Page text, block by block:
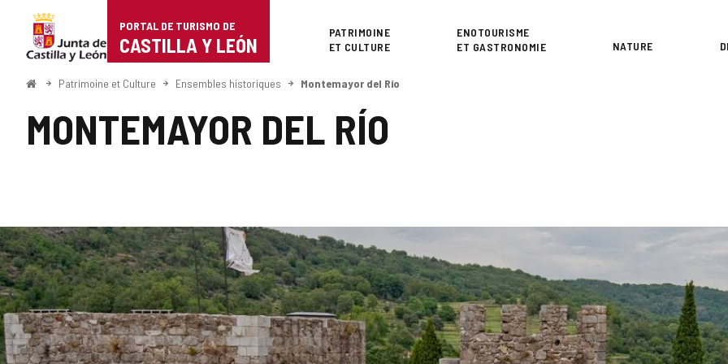
Portal
de
Turismo
Castilla
PORTAL DE TURISMO DE
CASTILLA Y LEÓN
Superior
PATRIMOINE
ET CULTURE
ENOTOURISME
ET GASTRONOMIE
NATURE
<
Patrimoine et Culture Ensembles historiques Montemayor del Río
MONTEMAYOR DEL RÍO
GALERIE
DES
IMAGES
Nombre
de
sliders
:
5